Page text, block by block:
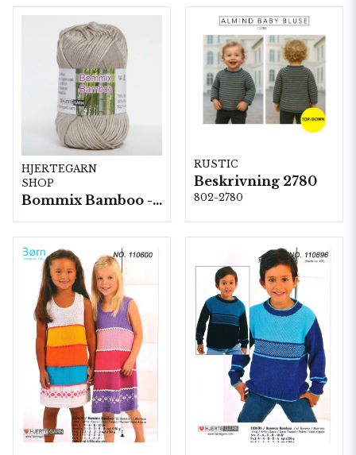
HJERTEGARN
SHOP
Bommix Bamboo -10 nystan/ fp. á 50 g.
RUSTIC
Beskrivning 2780
802-2780